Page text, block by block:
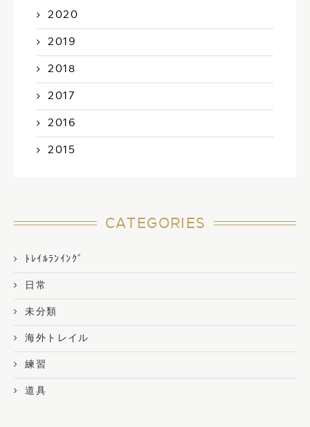
2020
2019
2018
2017
2016
2015
CATEGORIES
ﾄﾚｲﾙﾗﾝｲﾝｸﾞ
日常
未分類
海外トレイル
練習
道具